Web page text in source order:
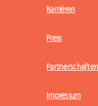
Karrièren
Press
Partnerschaften
Impressum